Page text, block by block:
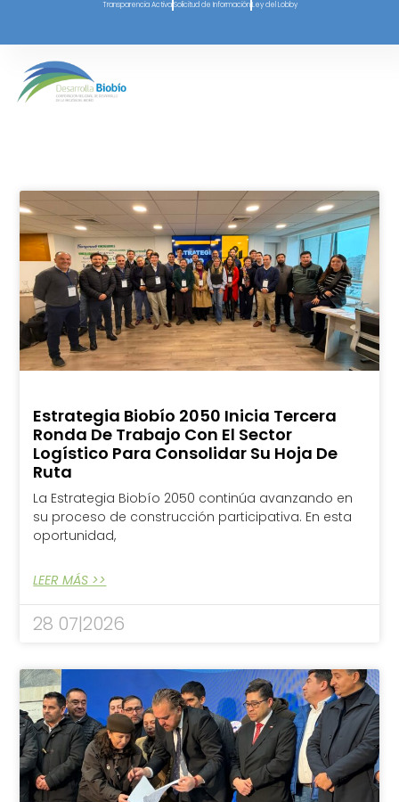
Transparencia Activa Solicitud de Información Ley del Lobby
Estrategia Biobío 2050 Inicia Tercera
Ronda De Trabajo Con El Sector
Logístico Para Consolidar Su Hoja De
Ruta
La Estrategia Biobío 2050 continúa avanzando en
su proceso de construcción participativa. En esta
oportunidad,
LEER MÁS >>
28 07|2026